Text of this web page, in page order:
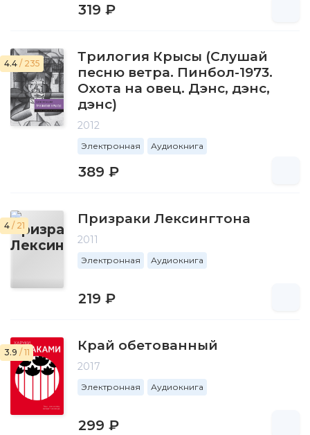
319 ₽
4.4 / 235
Трилогия Крысы (Слушай
песню ветра. Пинбол-1973.
Охота на овец. Дэнс, дэнс,
дэнс)
2012
Электронная Аудиокнига
389 ₽
4 / 21 Призраки Лексингтона
2011
Электронная Аудиокнига
219 ₽
3.9 / 11 Край обетованный
2017
Электронная Аудиокнига
299 ₽